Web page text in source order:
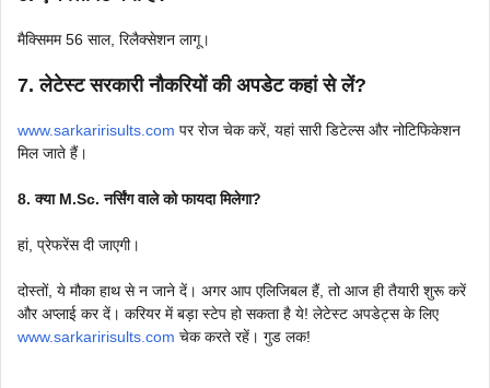
मैक्सिमम 56 साल, रिलैक्सेशन लागू।
7. लेटेस्ट सरकारी नौकरियों की अपडेट कहां से लें?
www.sarkaririsults.com पर रोज चेक करें, यहां सारी डिटेल्स और नोटिफिकेशन
मिल जाते हैं।
8. क्या M.Sc. नर्सिंग वाले को फायदा मिलेगा?
हां, प्रेफरेंस दी जाएगी।
दोस्तों, ये मौका हाथ से न जाने दें। अगर आप एलिजिबल हैं, तो आज ही तैयारी शुरू करें
और अप्लाई कर दें। करियर में बड़ा स्टेप हो सकता है ये! लेटेस्ट अपडेट्स के लिए
www.sarkaririsults.com चेक करते रहें। गुड लक!